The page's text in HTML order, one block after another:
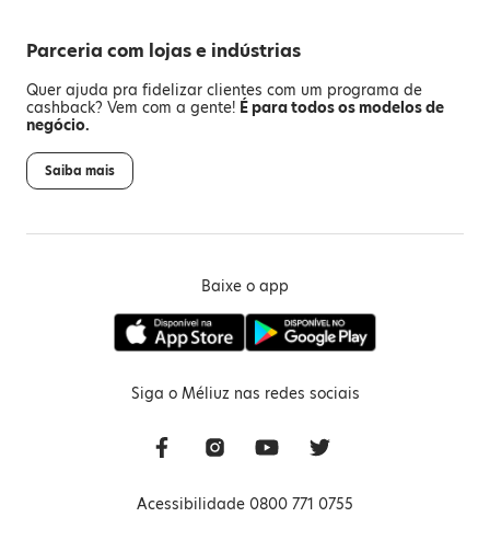
Parceria com lojas e indústrias
Quer ajuda pra fidelizar clientes com um programa de
cashback? Vem com a gente! É para todos os modelos de
negócio.
Saiba mais
Baixe o app
Siga o Méliuz nas redes sociais
Acessibilidade 0800 771 0755